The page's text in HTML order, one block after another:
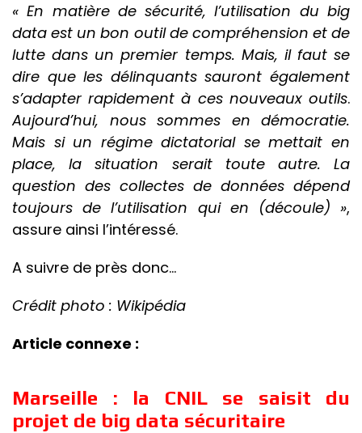
« En matière de sécurité, l’utilisation du big
data est un bon outil de compréhension et de
lutte dans un premier temps. Mais, il faut se
dire que les délinquants sauront également
s’adapter rapidement à ces nouveaux outils.
Aujourd’hui, nous sommes en démocratie.
Mais si un régime dictatorial se mettait en
place, la situation serait toute autre. La
question des collectes de données dépend
toujours de l’utilisation qui en (découle) »,
assure ainsi l’intéressé.
A suivre de près donc…
Crédit photo : Wikipédia
Article connexe :
Marseille : la CNIL se saisit du
projet de big data sécuritaire